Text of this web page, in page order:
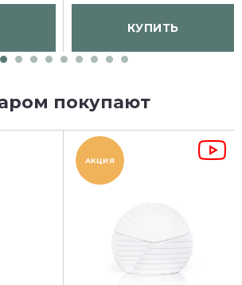
КУПИТЬ
покупают
АКЦИЯ